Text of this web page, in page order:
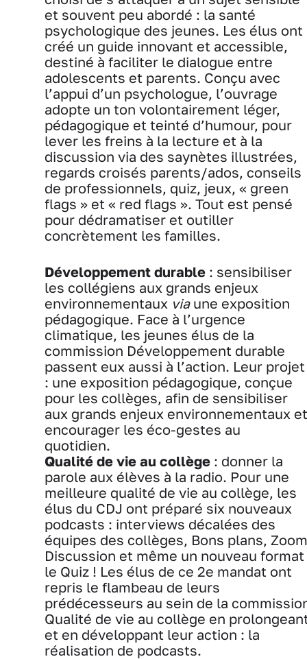
et souvent peu abordé : la santé
psychologique des jeunes. Les élus ont
créé un guide innovant et accessible,
destiné à faciliter le dialogue entre
adolescents et parents. Conçu avec
l’appui d’un psychologue, l’ouvrage
adopte un ton volontairement léger,
pédagogique et teinté d’humour, pour
lever les freins à la lecture et à la
discussion via des saynètes illustrées,
regards croisés parents/ados, conseils
de professionnels, quiz, jeux, « green
flags » et « red flags ». Tout est pensé
pour dédramatiser et outiller
concrètement les familles.
Développement durable : sensibiliser
les collégiens aux grands enjeux
environnementaux viaune exposition
pédagogique. Face à l’urgence
climatique, les jeunes élus de la
commission Développement durable
passent eux aussi à l’action. Leur projet
: une exposition pédagogique, conçue
pour les collèges, afin de sensibiliser
aux grands enjeux environnementaux et
encourager les éco-gestes au
quotidien.
Qualité de vie au collège : donner la
parole aux élèves à la radio. Pour une
meilleure qualité de vie au collège, les
élus du CDJ ont préparé six nouveaux
podcasts : interviews décalées des
équipes des collèges, Bons plans,
Discussion et même un nouveau format
le Quiz ! Les élus de ce 2e mandat ont
repris le flambeau de leurs
prédécesseurs au sein de la
Qualité de vie au collège en
et en développant leur action : la
réalisation de podcasts.